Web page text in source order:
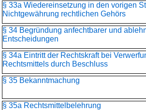
§ 33a Wiedereinsetzung in den vorigen
Nichtgewährung rechtlichen Gehörs
§ 34 Begründung anfechtbarer und
Entscheidungen
§ 34a Eintritt der Rechtskraft bei
Rechtsmittels durch Beschluss
§ 35 Bekanntmachung
§ 35a Rechtsmittelbelehrung